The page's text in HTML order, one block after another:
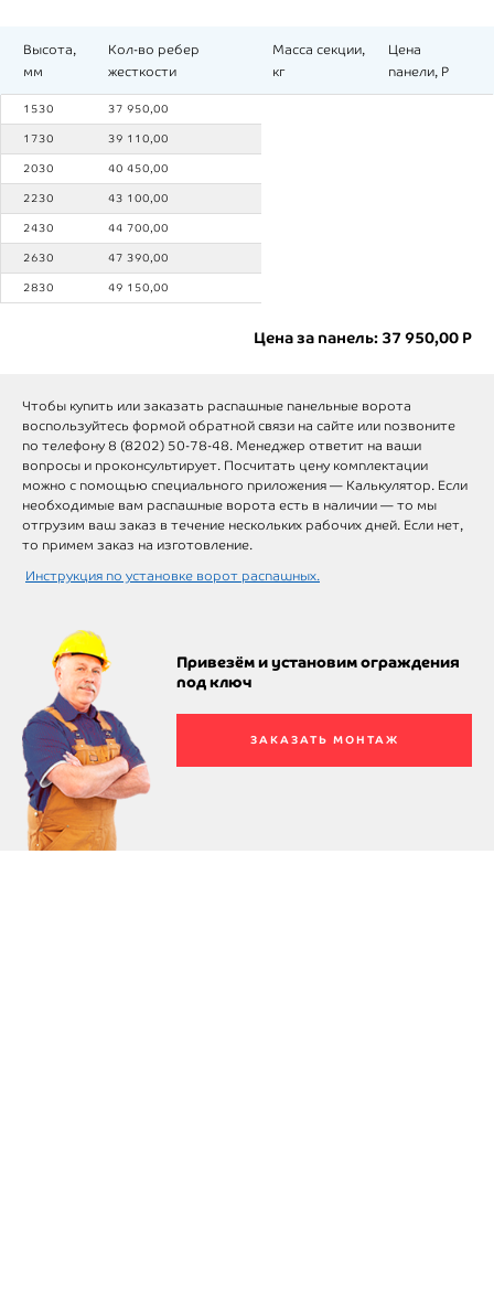
Высота,
мм
Кол-во ребер
жесткости
Масса секции,
кг
Цена
панели, Р
1530 37 950,00
1730 39 110,00
2030 40 450,00
2230 43 100,00
2430 44 700,00
2630 47 390,00
2830 49 150,00
Цена за панель: 37 950,00 Р
Чтобы купить или заказать распашные панельные ворота
воспользуйтесь формой обратной связи на сайте или позвоните
по телефону 8 (8202) 50-78-48. Менеджер ответит на ваши
вопросы и проконсультирует. Посчитать цену комплектации
можно с помощью специального приложения — Калькулятор. Если
необходимые вам распашные ворота есть в наличии — то мы
отгрузим ваш заказ в течение нескольких рабочих дней. Если нет,
то примем заказ на изготовление.
Инструкция по установке ворот распашных.
Привезём и установим ограждения
под ключ
ЗАКАЗАТЬ МОНТАЖ